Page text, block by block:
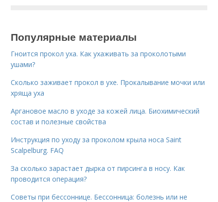
Популярные материалы
Гноится прокол уха. Как ухаживать за проколотыми
ушами?
Сколько заживает прокол в ухе. Прокалывание мочки или
хряща уха
Аргановое масло в уходе за кожей лица. Биохимический
состав и полезные свойства
Инструкция по уходу за проколом крыла носа Saint
Scalpelburg. FAQ
За сколько зарастает дырка от пирсинга в носу. Как
проводится операция?
Советы при бессоннице. Бессонница: болезнь или не